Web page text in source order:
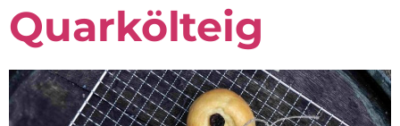
Quarkölteig